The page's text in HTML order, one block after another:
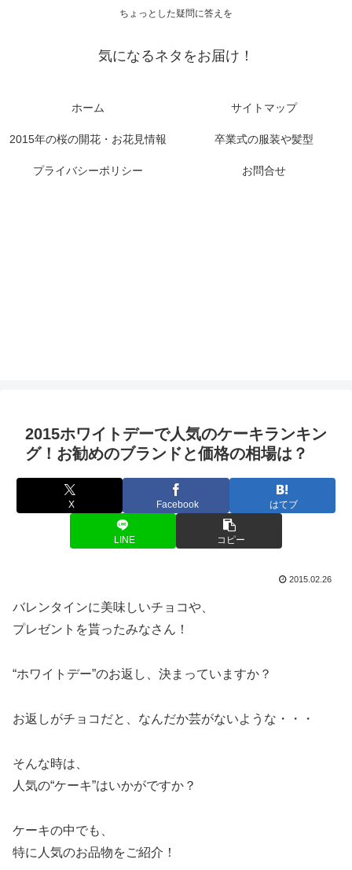
ちょっとした疑問に答えを
気になるネタをお届け！
ホーム サイトマップ
2015年の桜の開花・お花見情報 卒業式の服装や髪型
プライバシーポリシー お問合せ
2015ホワイトデーで人気のケーキランキン
グ！お勧めのブランドと価格の相場は？
X Facebook はてブ
LINE コピー
2015.02.26
バレンタインに美味しいチョコや、
プレゼントを貰ったみなさん！
“ホワイトデー”のお返し、決まっていますか？
お返しがチョコだと、なんだか芸がないような・・・
そんな時は、
人気の“ケーキ”はいかがですか？
ケーキの中でも、
特に人気のお品物をご紹介！